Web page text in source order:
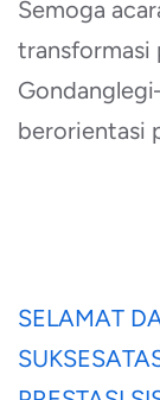
Semoga
transformasi
berorientasi
Post
SELAMAT